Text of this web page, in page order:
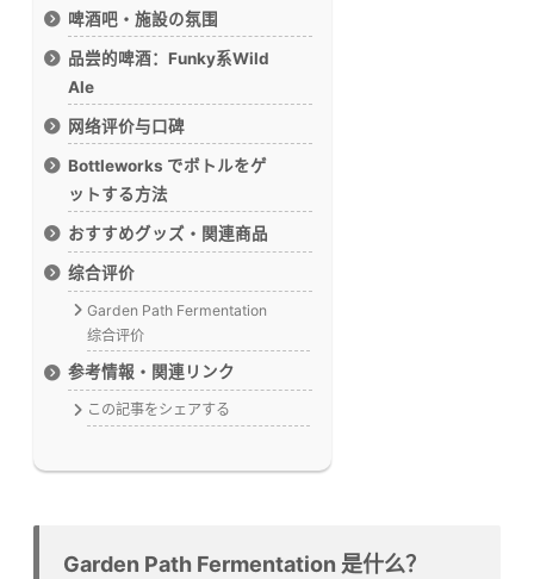
啤酒吧・施設の氛围
品尝的啤酒：Funky系Wild
Ale
网络评价与口碑
Bottleworks でボトルをゲ
ットする方法
おすすめグッズ・関連商品
综合评价
Garden Path Fermentation
综合评价
参考情報・関連リンク
この記事をシェアする
Garden Path Fermentation 是什么？